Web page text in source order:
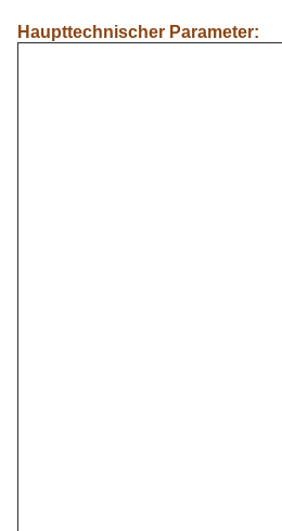
Haupttechnischer Parameter: